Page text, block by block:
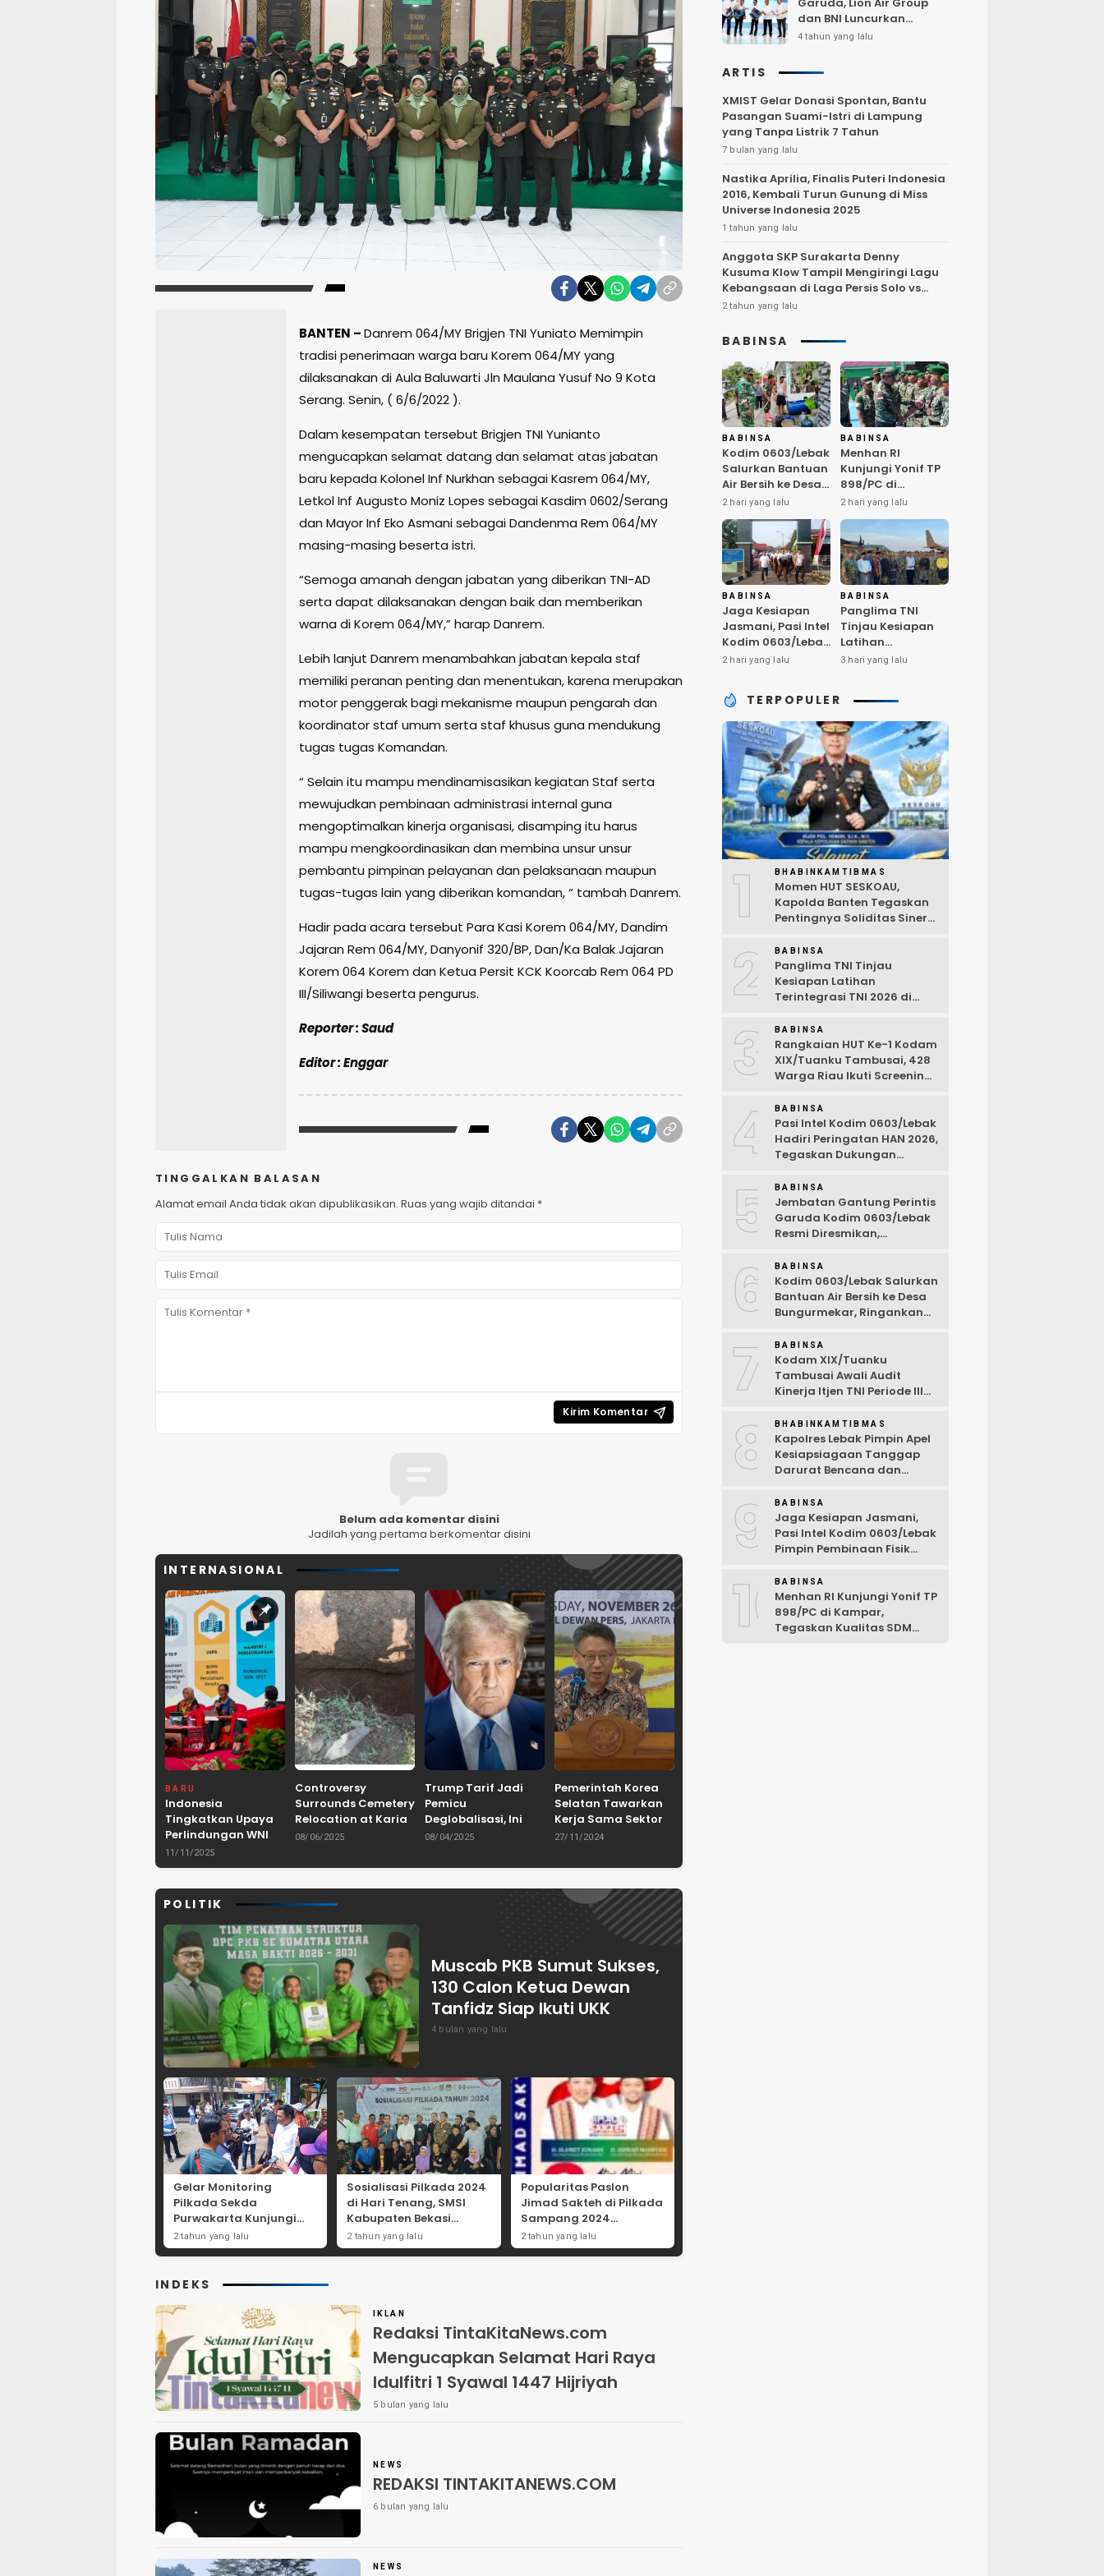
BANTEN –Danrem 064/MY Brigjen TNI Yuniato Memimpin
tradisi penerimaan warga baru Korem 064/MY yang
dilaksanakan di Aula Baluwarti Jln Maulana Yusuf No 9 Kota
Serang. Senin, ( 6/6/2022 ).
Dalam kesempatan tersebut Brigjen TNI Yunianto
mengucapkan selamat datang dan selamat atas jabatan
baru kepada Kolonel Inf Nurkhan sebagai Kasrem 064/MY,
Letkol Inf Augusto Moniz Lopes sebagai Kasdim 0602/Serang
dan Mayor Inf Eko Asmani sebagai Dandenma Rem 064/MY
masing-masing beserta istri.
“Semoga amanah dengan jabatan yang diberikan TNI-AD
serta dapat dilaksanakan dengan baik dan memberikan
warna di Korem 064/MY,” harap Danrem.
Lebih lanjut Danrem menambahkan jabatan kepala staf
memiliki peranan penting dan menentukan, karena merupakan
motor penggerak bagi mekanisme maupun pengarah dan
koordinator staf umum serta staf khusus guna mendukung
tugas tugas Komandan.
“ Selain itu mampu mendinamisasikan kegiatan Staf serta
mewujudkan pembinaan administrasi internal guna
mengoptimalkan kinerja organisasi, disamping itu harus
mampu mengkoordinasikan dan membina unsur unsur
pembantu pimpinan pelayanan dan pelaksanaan maupun
tugas-tugas lain yang diberikan komandan, “ tambah Danrem.
Hadir pada acara tersebut Para Kasi Korem 064/MY, Dandim
Jajaran Rem 064/MY, Danyonif 320/BP, Dan/Ka Balak Jajaran
Korem 064 Korem dan Ketua Persit KCK Koorcab Rem 064 PD
III/Siliwangi beserta pengurus.
Reporter : Saud
Editor : Enggar
TINGGALKAN BALASAN
Alamat email Anda tidak akan dipublikasikan. Ruas yang wajib ditandai *
Belum ada komentar disini
Jadilah yang pertama berkomentar disini
INTERNASIONAL
BARU
Indonesia
Tingkatkan Upaya
Perlindungan WNI
dan Pemberantasan
TPPO di Asia
11/11/2025
Controversy
Surrounds Cemetery
Relocation at Karian
Dam Project in
08/06/2025
Trump Tarif Jadi
Pemicu
Deglobalisasi, Ini
Ulasan Tajam dari
ASPRINDO
08/04/2025
Pemerintah Korea
Selatan Tawarkan
Kerja Sama Sektor
Pertanian untuk
Pangan Indonesia
27/11/2024
POLITIK
Muscab PKB Sumut Sukses,
130 Calon Ketua Dewan
Tanfidz Siap Ikuti UKK
4 bulan yang lalu
Gelar Monitoring
Pilkada Sekda
Purwakarta Kunjungi
Beberapa TPS Yang Ada
Di Purwakarta
2 tahun yang lalu
Sosialisasi Pilkada 2024
di Hari Tenang, SMSI
Kabupaten Bekasi
Dorong Angka
Partisipasi Masyarakat
2 tahun yang lalu
Popularitas Paslon
Jimad Sakteh di Pilkada
Sampang 2024
Didorong Kebijakan
Populis dan Dukungan
2 tahun yang lalu
INDEKS
IKLAN
Redaksi TintaKitaNews.com
Mengucapkan Selamat Hari Raya
Idulfitri 1 Syawal 1447 Hijriyah
5 bulan yang lalu
NEWS
REDAKSI TINTAKITANEWS.COM
6 bulan yang lalu
NEWS
dan BNI Luncurkan
Program Terbang Hemat
4 tahun yang lalu
ARTIS
XMIST Gelar Donasi Spontan, Bantu
Pasangan Suami-Istri di Lampung
yang Tanpa Listrik 7 Tahun
7 bulan yang lalu
Nastika Aprilia, Finalis Puteri Indonesia
2016, Kembali Turun Gunung di Miss
Universe Indonesia 2025
1 tahun yang lalu
Anggota SKP Surakarta Denny
Kusuma Klow Tampil Mengiringi Lagu
Kebangsaan di Laga Persis Solo vs
Persija Jakarta
2 tahun yang lalu
BABINSA
BABINSA
Kodim 0603/Lebak
Salurkan Bantuan
Air Bersih ke Desa
Bungurmekar,
Ringankan Beban
Warga
Terdampak
Kemarau
2 hari yang lalu
BABINSA
Menhan RI
Kunjungi Yonif TP
898/PC di
Kampar,
Tegaskan
Kualitas SDM
Kunci Kekuatan
TNI
2 hari yang lalu
BABINSA
Jaga Kesiapan
Jasmani, Pasi Intel
Kodim 0603/Lebak
Pimpin Pembinaan
2 hari yang lalu
BABINSA
Panglima TNI
Tinjau Kesiapan
Latihan
Terintegrasi TNI
3 hari yang lalu
TERPOPULER
1 BHABINKAMTIBMAS
Momen HUT SESKOAU,
Kapolda Banten Tegaskan
Pentingnya Soliditas Sinergi
2 BABINSA
Panglima TNI Tinjau
Kesiapan Latihan
Terintegrasi TNI 2026 di
3 BABINSA
Rangkaian HUT Ke-1 Kodam
XIX/Tuanku Tambusai, 428
Warga Riau Ikuti Screening
4 BABINSA
Pasi Intel Kodim 0603/Lebak
Hadiri Peringatan HAN 2026,
Tegaskan Dukungan
Ramah Anak
5 BABINSA
Jembatan Gantung Perintis
Garuda Kodim 0603/Lebak
Resmi Diresmikan,
Desa Wanasalam
6 BABINSA
Kodim 0603/Lebak Salurkan
Bantuan Air Bersih ke Desa
Bungurmekar, Ringankan
Kemarau
7 BABINSA
Kodam XIX/Tuanku
Tambusai Awali Audit
Kinerja Itjen TNI Periode III
8 BHABINKAMTIBMAS
Kapolres Lebak Pimpin Apel
Kesiapsiagaan Tanggap
Darurat Bencana dan
9 BABINSA
Jaga Kesiapan Jasmani,
Pasi Intel Kodim 0603/Lebak
Pimpin Pembinaan Fisik
10BABINSA
Menhan RI Kunjungi Yonif TP
898/PC di Kampar,
Tegaskan Kualitas SDM